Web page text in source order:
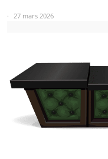
27 mars 2026